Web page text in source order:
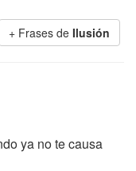
+ Frases de Ilusión
ya no te causa